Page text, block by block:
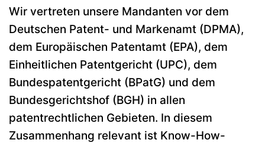
Wir vertreten unsere Mandanten vor dem
Deutschen Patent- und Markenamt (DPMA),
dem Europäischen Patentamt (EPA), dem
Einheitlichen Patentgericht (UPC), dem
Bundespatentgericht (BPatG) und dem
Bundesgerichtshof (BGH) in allen
patentrechtlichen Gebieten. In diesem
Zusammenhang relevant ist Know-How-